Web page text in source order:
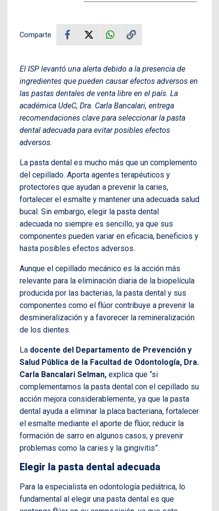
Comparte
El ISP levantó una alerta debido a la presencia de
ingredientes que pueden causar efectos adversos en
las pastas dentales de venta libre en el país. La
académica UdeC, Dra. Carla Bancalari, entrega
recomendaciones clave para seleccionar la pasta
dental adecuada para evitar posibles efectos
adversos.
La pasta dental es mucho más que un complemento
del cepillado. Aporta agentes terapéuticos y
protectores que ayudan a prevenir la caries,
fortalecer el esmalte y mantener una adecuada salud
bucal. Sin embargo, elegir la pasta dental
adecuada no siempre es sencillo, ya que sus
componentes pueden variar en eficacia, beneficios y
hasta posibles efectos adversos.
Aunque el cepillado mecánico es la acción más
relevante para la eliminación diaria de la biopelícula
producida por las bacterias, la pasta dental y sus
componentes como el flúor contribuye a prevenir la
desmineralización y a favorecer la remineralización
de los dientes.
La docente del Departamento de Prevención y
Salud Pública de la Facultad de Odontología, Dra.
Carla Bancalari Selman, explica que “si
complementamos la pasta dental con el cepillado su
acción mejora considerablemente, ya que la pasta
dental ayuda a eliminar la placa bacteriana, fortalecer
el esmalte mediante el aporte de flúor, reducir la
formación de sarro en algunos casos, y prevenir
problemas como la caries y la gingivitis”.
Elegir la pasta dental adecuada
Para la especialista en odontología pediátrica, lo
fundamental al elegir una pasta dental es que